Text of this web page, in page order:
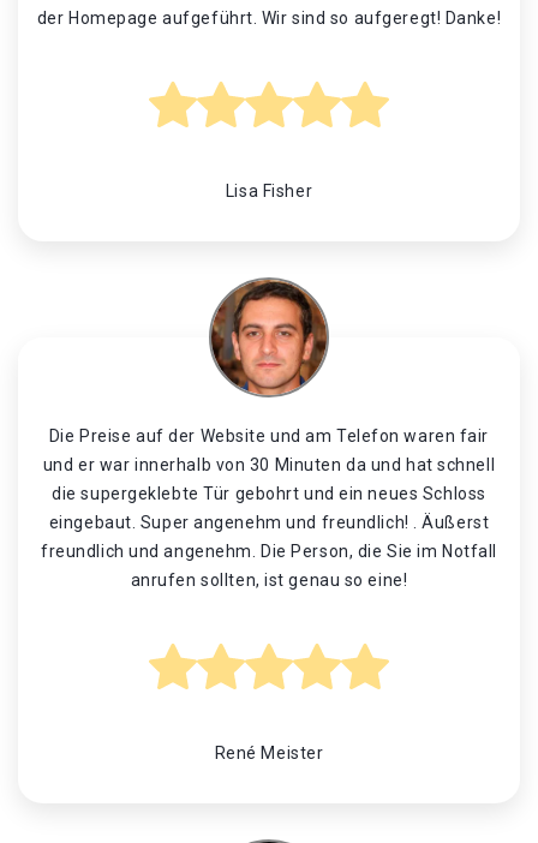
der Homepage aufgeführt. Wir sind so aufgeregt! Danke!
Lisa Fisher
Die Preise auf der Website und am Telefon waren fair
und er war innerhalb von 30 Minuten da und hat schnell
die supergeklebte Tür gebohrt und ein neues Schloss
eingebaut. Super angenehm und freundlich! . Äußerst
freundlich und angenehm. Die Person, die Sie im Notfall
anrufen sollten, ist genau so eine!
René Meister